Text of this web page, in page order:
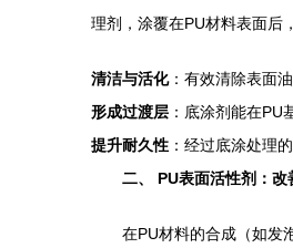
理剂，涂覆在PU材料表面后
清洁与活化：有效清除表面
形成过渡层 ：底涂剂能在
提升耐久性 ：经过底涂处理
二、 PU表面活性剂：改
在PU材料的合成（如发